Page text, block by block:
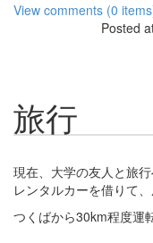
View comments (0
Posted
旅行
現在、大学の友人と旅
レンタルカーを借りて
つくばから30km程度運